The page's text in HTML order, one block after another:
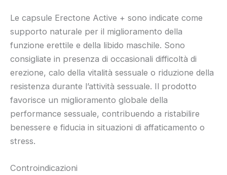
Le capsule Erectone Active + sono indicate come
supporto naturale per il miglioramento della
funzione erettile e della libido maschile. Sono
consigliate in presenza di occasionali difficoltà di
erezione, calo della vitalità sessuale o riduzione della
resistenza durante l’attività sessuale. Il prodotto
favorisce un miglioramento globale della
performance sessuale, contribuendo a ristabilire
benessere e fiducia in situazioni di affaticamento o
stress.
Controindicazioni